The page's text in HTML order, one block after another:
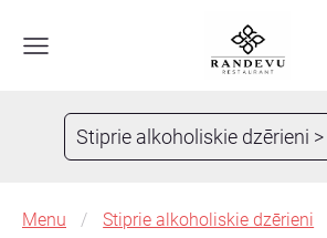
Stiprie alkoholiskie dzērieni
Menu Stiprie alkoholiskie dzērieni